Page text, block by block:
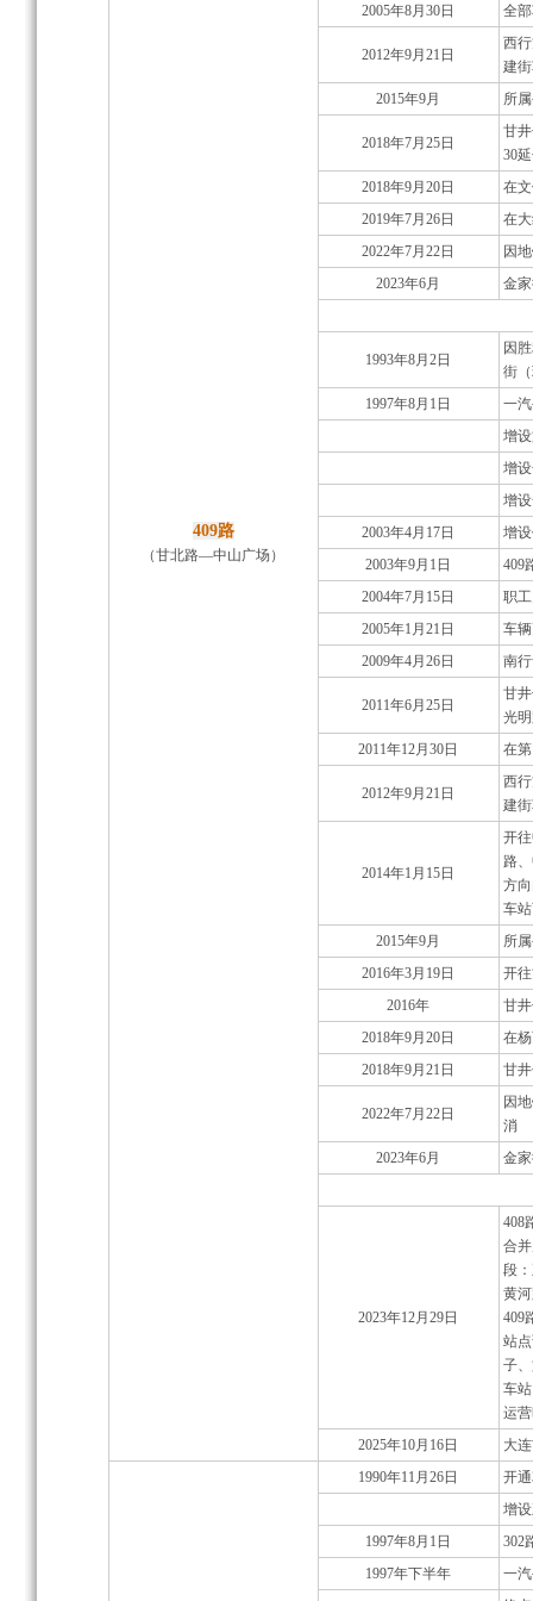
409路
（甘北路—中山广场）
2005年8月30日 全
2012年9月21日
西
建
2015年9月
所
2018年7月25日
甘
30
2018年9月20日
在
2019年7月26日
在
2022年7月22日
因
2023年6月
金
1993年8月2日
因
街
1997年8月1日
一
增
增
增
2003年4月17日
增
2003年9月1日
409
2004年7月15日
职
2005年1月21日
车
2009年4月26日
南
2011年6月25日
甘
光
2011年12月30日
在
2012年9月21日
西
建
2014年1月15日
开
路
方
车
2015年9月
所
2016年3月19日
开
2016年
甘
2018年9月20日
在
2018年9月21日
甘
2022年7月22日
因
消
2023年6月
金
2023年12月29日
408
合
段
黄
409
站
子
车
运
2025年10月16日
大
1990年11月26日
开
增
1997年8月1日
302
1997年下半年
一